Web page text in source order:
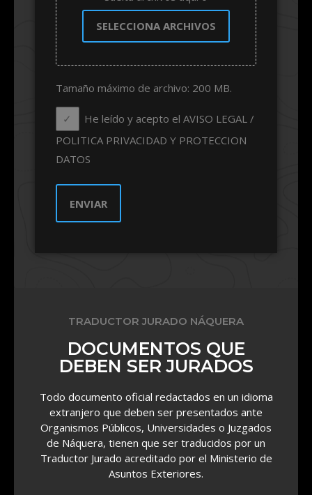
SELECCIONA ARCHIVOS
Tamaño máximo de archivo: 200 MB.
He leído y acepto el AVISO LEGAL /
POLITICA PRIVACIDAD Y PROTECCION
DATOS
TRADUCTOR JURADO NÁQUERA
DOCUMENTOS QUE
DEBEN SER JURADOS
Todo documento oficial redactados en un idioma
extranjero que deben ser presentados ante
Organismos Públicos, Universidades o Juzgados
de Náquera, tienen que ser traducidos por un
Traductor Jurado acreditado por el Ministerio de
Asuntos Exteriores.